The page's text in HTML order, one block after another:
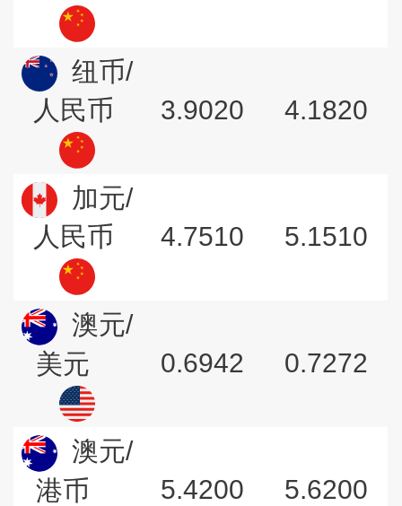
纽币/
人民币
3.9020 4.1820
加元/
人民币
4.7510 5.1510
澳元/
美元
0.6942 0.7272
澳元/
港币
5.4200 5.6200